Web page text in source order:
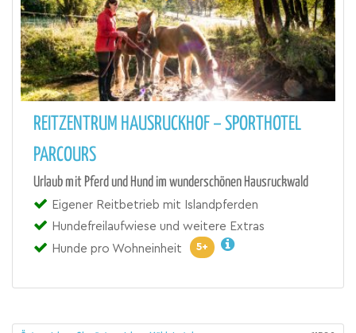
REITZENTRUM HAUSRUCKHOF – SPORTHOTEL
PARCOURS
Urlaub mit Pferd und Hund im wunderschönen Hausruckwald
Eigener Reitbetrieb mit Islandpferden
Hundefreilaufwiese und weitere Extras
Hunde pro Wohneinheit
5+